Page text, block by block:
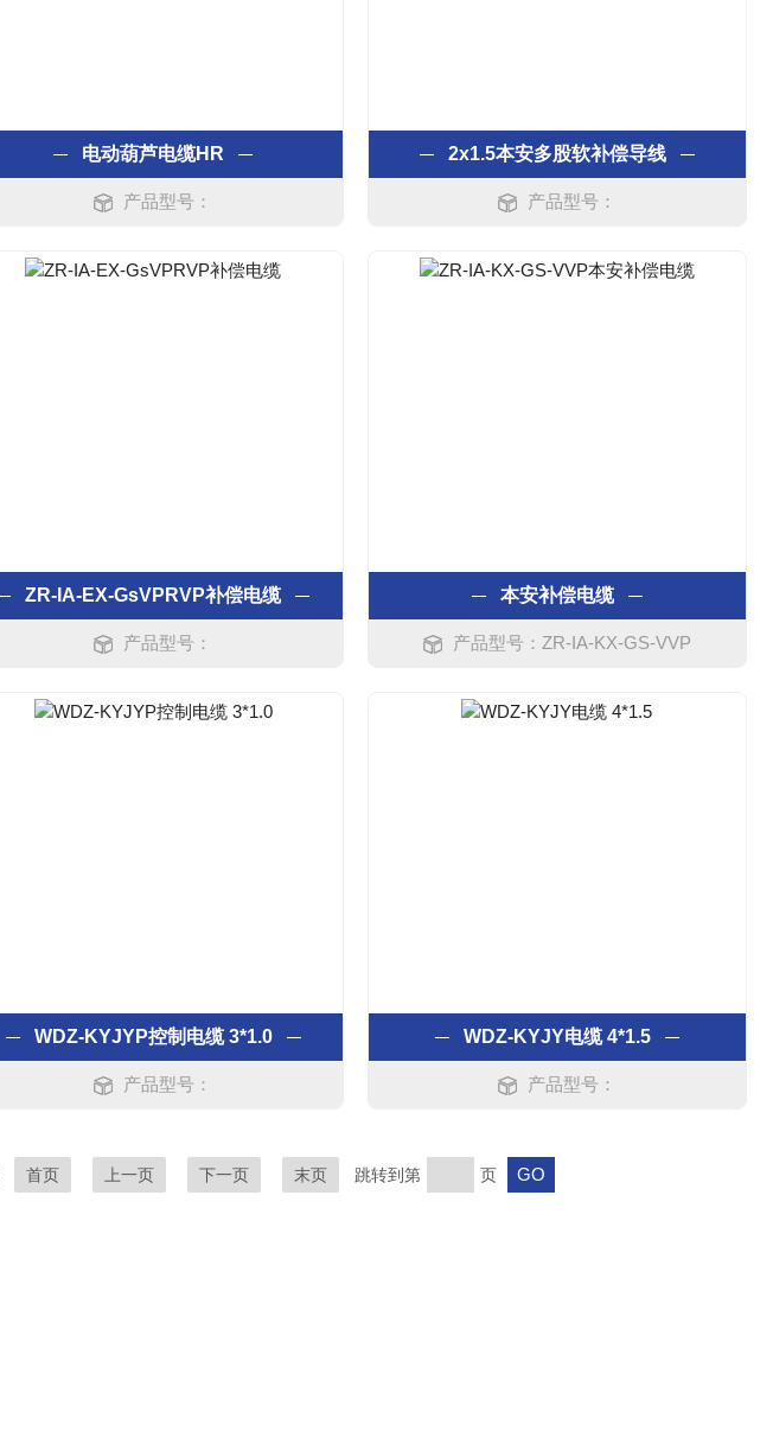
电动葫芦电缆HR
产品型号：
2x1.5本安多股软补偿导线
产品型号：
ZR-IA-EX-GsVPRVP补偿电缆
产品型号：
本安补偿电缆
产品型号：ZR-IA-KX-GS-VVP
WDZ-KYJYP控制电缆 3*1.0
产品型号：
WDZ-KYJY电缆 4*1.5
产品型号：
首页 上一页 下一页 末页 跳转到第 页